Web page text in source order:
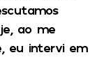
ao me
eu intervi em